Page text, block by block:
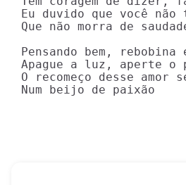
Eu duvido que você não
Que não morra de
Pensando bem,
Apague a luz, aperte o
O recomeço desse amor
Num beijo de paixão